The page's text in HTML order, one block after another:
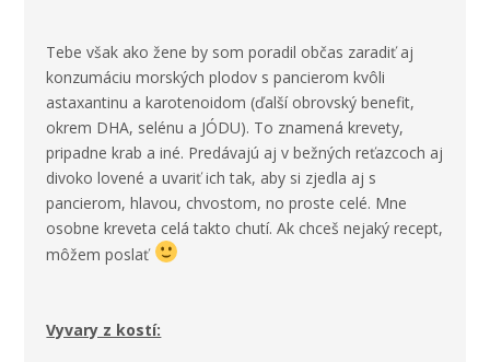
Tebe však ako žene by som poradil občas zaradiť aj
konzumáciu morských plodov s pancierom kvôli
astaxantinu a karotenoidom (ďalší obrovský benefit,
okrem DHA, selénu a JÓDU). To znamená krevety,
pripadne krab a iné. Predávajú aj v bežných reťazcoch aj
divoko lovené a uvariť ich tak, aby si zjedla aj s
pancierom, hlavou, chvostom, no proste celé. Mne
osobne kreveta celá takto chutí. Ak chceš nejaký recept,
môžem poslať
Vyvary z kostí: